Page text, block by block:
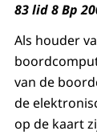
83 lid 8 Bp
Als houder
van de
de
op de kaart